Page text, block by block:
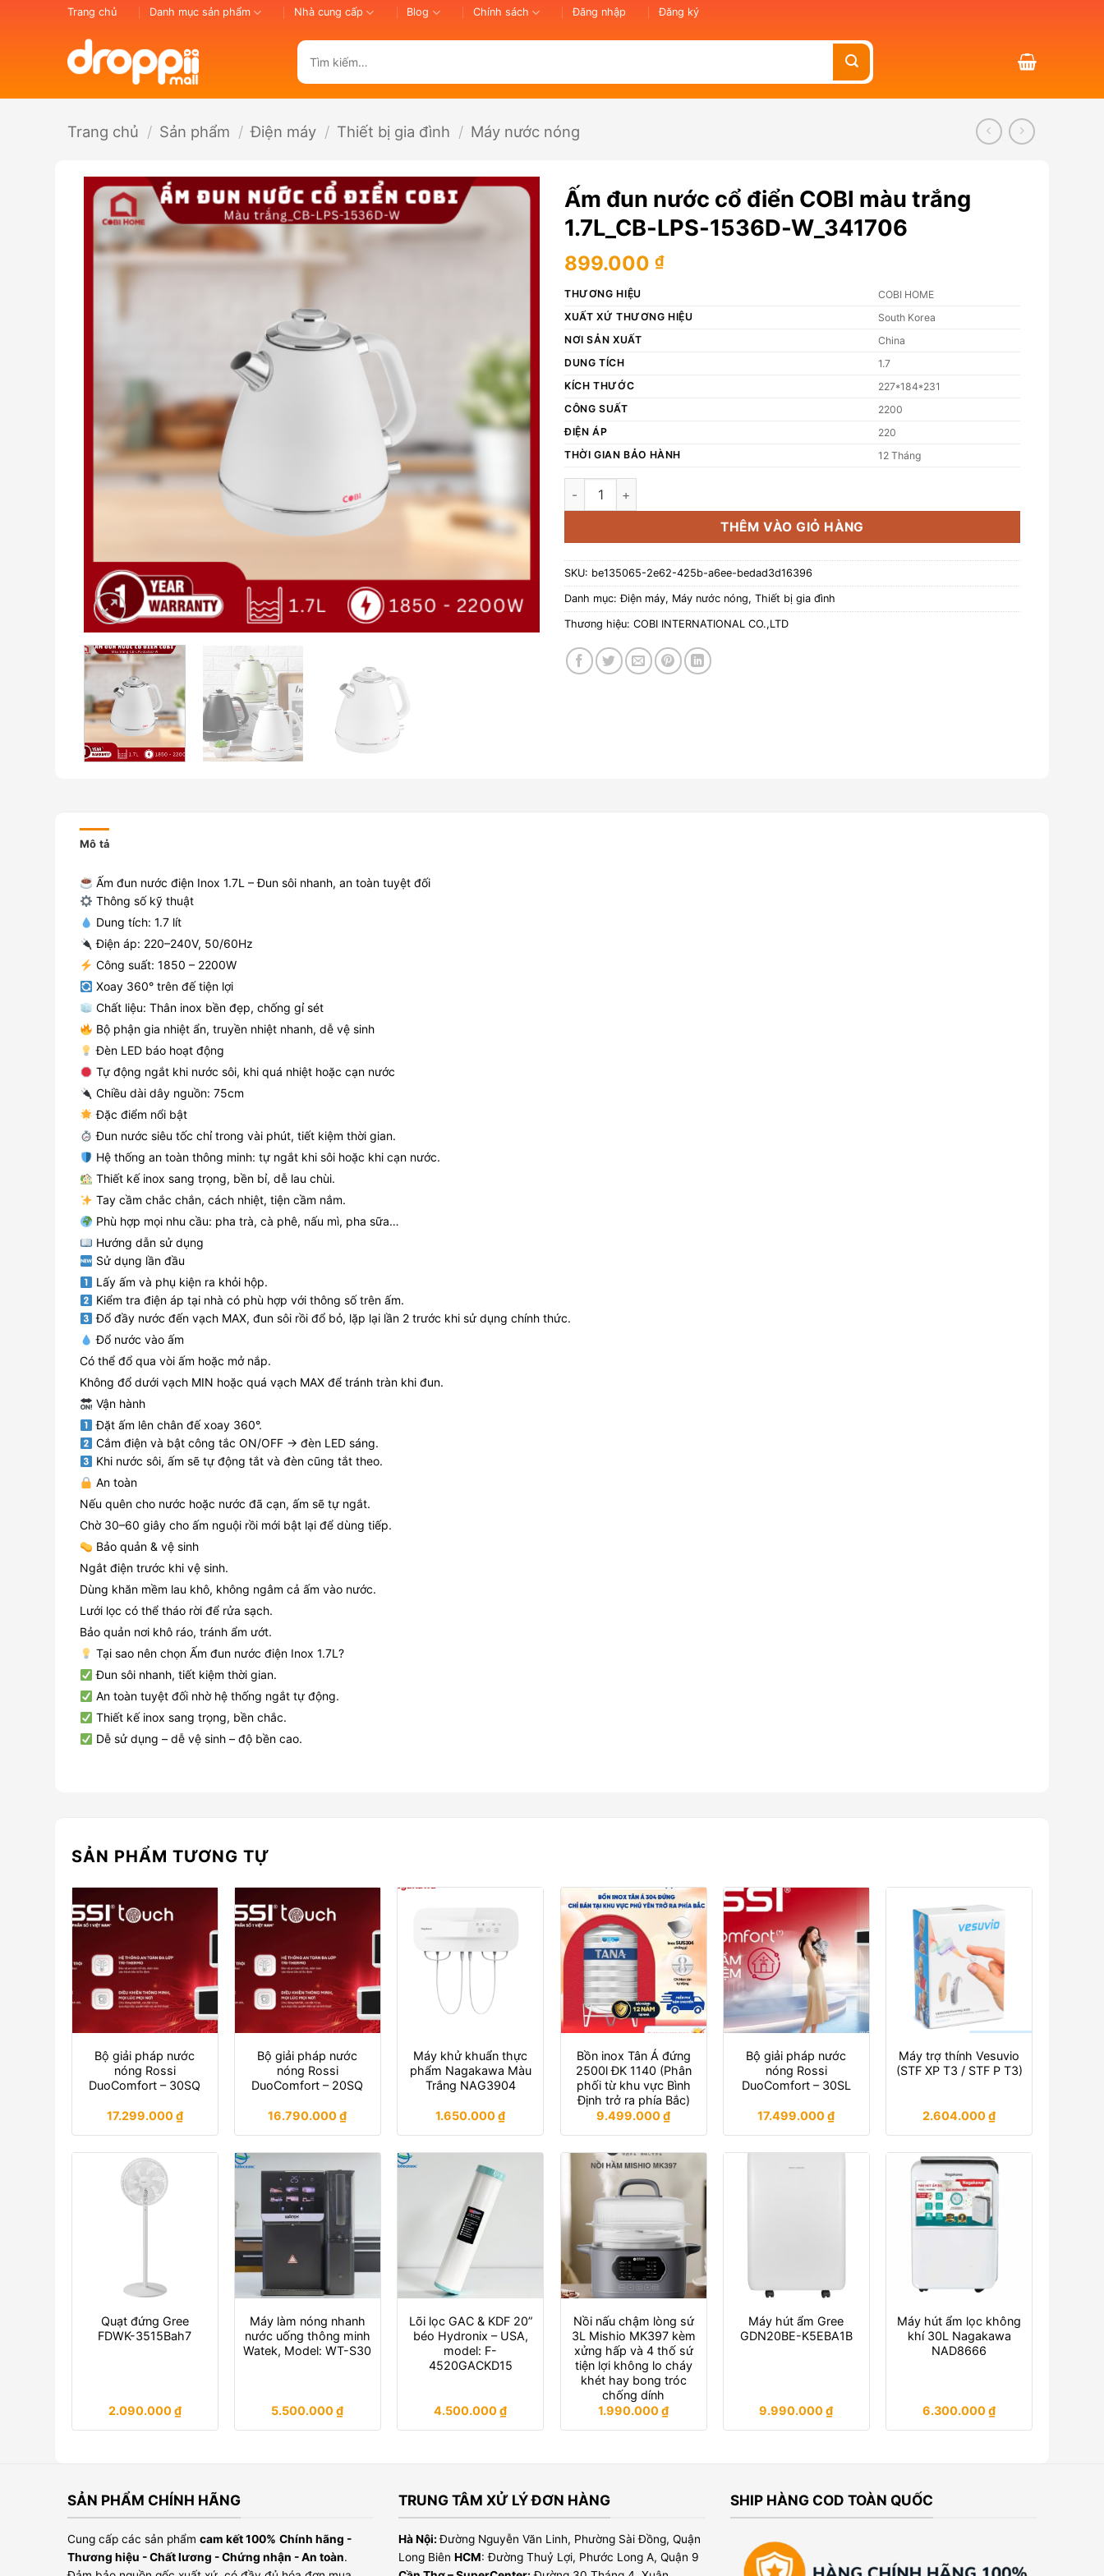
Trang chủ Danh mục sản phẩm Nhà cung cấp Blog Chính sách Đăng nhập Đăng ký
kiếm:
Trang chủ / Sản phẩm / Điện máy / Thiết bị gia đình / Máy nước nóng
Ấm đun nước cổ điển COBI màu trắng
1.7L_CB-LPS-1536D-W_341706
899.000 ₫
THƯƠNG HIỆU
COBI HOME
XUẤT XỨ THƯƠNG HIỆU
South Korea
NƠI SẢN XUẤT
China
DUNG TÍCH
1.7
KÍCH THƯỚC
227*184*231
CÔNG SUẤT
2200
ĐIỆN ÁP
220
THỜI GIAN BẢO HÀNH
12 Tháng
Ấm đun nước cổ điển COBI màu trắng 1.7L_CB-LPS-1536D-W_341706 số lượng
THÊM VÀO GIỎ HÀNG
SKU: be135065-2e62-425b-a6ee-bedad3d16396
Danh mục:Điện máy, Máy nước nóng, Thiết bị gia đình
Thương hiệu: COBI INTERNATIONAL CO.,LTD
Mô tả
Ấm đun nước điện Inox 1.7L – Đun sôi nhanh, an toàn tuyệt đối
Thông số kỹ thuật
Dung tích: 1.7 lít
Điện áp: 220–240V, 50/60Hz
Công suất: 1850 – 2200W
Xoay 360° trên đế tiện lợi
Chất liệu: Thân inox bền đẹp, chống gỉ sét
Bộ phận gia nhiệt ẩn, truyền nhiệt nhanh, dễ vệ sinh
Đèn LED báo hoạt động
Tự động ngắt khi nước sôi, khi quá nhiệt hoặc cạn nước
Chiều dài dây nguồn: 75cm
Đặc điểm nổi bật
Đun nước siêu tốc chỉ trong vài phút, tiết kiệm thời gian.
Hệ thống an toàn thông minh: tự ngắt khi sôi hoặc khi cạn nước.
Thiết kế inox sang trọng, bền bỉ, dễ lau chùi.
Tay cầm chắc chắn, cách nhiệt, tiện cầm nắm.
Phù hợp mọi nhu cầu: pha trà, cà phê, nấu mì, pha sữa…
Hướng dẫn sử dụng
Sử dụng lần đầu
Lấy ấm và phụ kiện ra khỏi hộp.
Kiểm tra điện áp tại nhà có phù hợp với thông số trên ấm.
Đổ đầy nước đến vạch MAX, đun sôi rồi đổ bỏ, lặp lại lần 2 trước khi sử dụng chính thức.
Đổ nước vào ấm
Có thể đổ qua vòi ấm hoặc mở nắp.
Không đổ dưới vạch MIN hoặc quá vạch MAX để tránh tràn khi đun.
Vận hành
Đặt ấm lên chân đế xoay 360°.
Cắm điện và bật công tắc ON/OFF → đèn LED sáng.
Khi nước sôi, ấm sẽ tự động tắt và đèn cũng tắt theo.
An toàn
Nếu quên cho nước hoặc nước đã cạn, ấm sẽ tự ngắt.
Chờ 30–60 giây cho ấm nguội rồi mới bật lại để dùng tiếp.
Bảo quản & vệ sinh
Ngắt điện trước khi vệ sinh.
Dùng khăn mềm lau khô, không ngâm cả ấm vào nước.
Lưới lọc có thể tháo rời để rửa sạch.
Bảo quản nơi khô ráo, tránh ẩm ướt.
Tại sao nên chọn Ấm đun nước điện Inox 1.7L?
Đun sôi nhanh, tiết kiệm thời gian.
An toàn tuyệt đối nhờ hệ thống ngắt tự động.
Thiết kế inox sang trọng, bền chắc.
Dễ sử dụng – dễ vệ sinh – độ bền cao.
SẢN PHẨM TƯƠNG TỰ
Bộ giải pháp nước
nóng Rossi
DuoComfort – 30SQ
17.299.000₫
Bộ giải pháp nước
nóng Rossi
DuoComfort – 20SQ
16.790.000₫
Máy khử khuẩn thực
phẩm Nagakawa Màu
Trắng NAG3904
1.650.000₫
Bồn inox Tân Á đứng
2500l ĐK 1140 (Phân
phối từ khu vực Bình
Định trở ra phía Bắc)
9.499.000₫
Bộ giải pháp nước
nóng Rossi
DuoComfort – 30SL
17.499.000₫
Máy trợ thính Vesuvio
(STF XP T3 / STF P T3)
2.604.000₫
Quạt đứng Gree
FDWK-3515Bah7
2.090.000₫
Máy làm nóng nhanh
nước uống thông minh
Watek, Model: WT-S30
5.500.000₫
Lõi lọc GAC & KDF 20”
béo Hydronix – USA,
model: F-
4520GACKD15
4.500.000₫
Nồi nấu chậm lòng sứ
3L Mishio MK397 kèm
xửng hấp và 4 thố sứ
tiện lợi không lo cháy
khét hay bong tróc
chống dính
1.990.000₫
Máy hút ẩm Gree
GDN20BE-K5EBA1B
9.990.000₫
Máy hút ẩm lọc không
khí 30L Nagakawa
NAD8666
6.300.000₫
SẢN PHẨM CHÍNH HÃNG
Cung cấp các sản phẩm cam kết 100% Chính hãng -
Thương hiệu - Chất lương - Chứng nhận - An toàn.
TRUNG TÂM XỬ LÝ ĐƠN HÀNG
Hà Nội:Đường Nguyễn Văn Linh, Phường Sài Đồng, Quận
Long BiênHCM: Đường Thuỷ Lợi, Phước Long A, Quận 9
SHIP HÀNG COD TOÀN QUỐC